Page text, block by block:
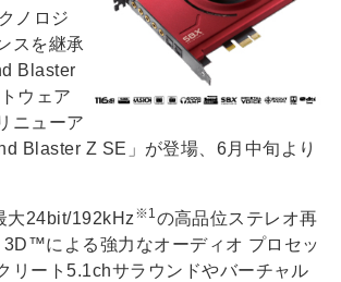
ノロジ
スを継承
Blaster
ウェア
ニューア
Blaster Z SE」が登場、6月中旬より
大24bit/192kHz※1の高品位ステレオ再
による強力なオーディオ プロセッ
リート5.1chサラウンドやバーチャル